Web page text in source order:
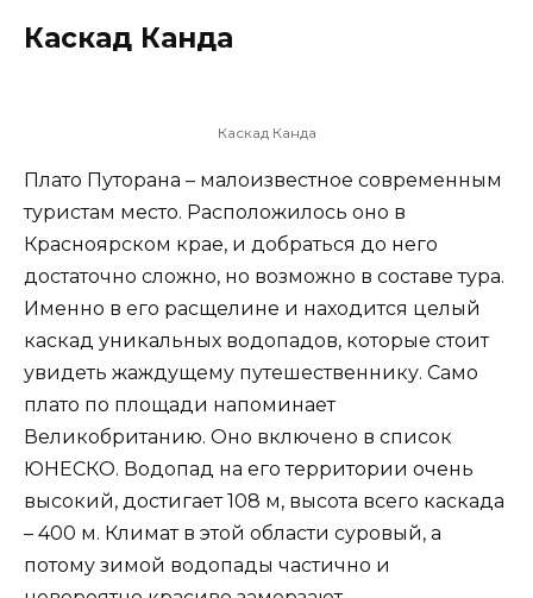
Каскад Канда
Каскад Канда
Плато Путорана – малоизвестное современным
туристам место. Расположилось оно в
Красноярском крае, и добраться до него
достаточно сложно, но возможно в составе тура.
Именно в его расщелине и находится целый
каскад уникальных водопадов, которые стоит
увидеть жаждущему путешественнику. Само
плато по площади напоминает
Великобританию. Оно включено в список
ЮНЕСКО. Водопад на его территории очень
высокий, достигает 108 м, высота всего каскада
– 400 м. Климат в этой области суровый, а
потому зимой водопады частично и